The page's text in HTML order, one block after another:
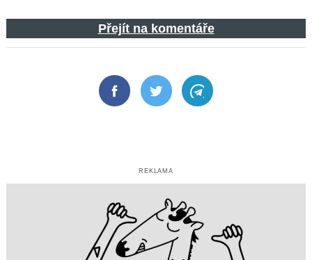
Přejít na komentáře
FacebookTwitter Telegram
REKLAMA